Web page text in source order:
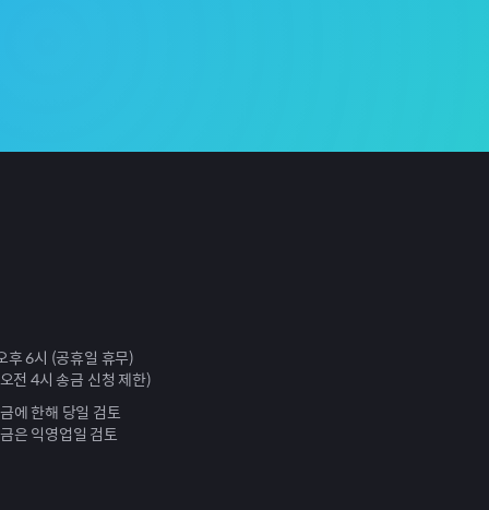
후 6시 (공휴일 휴무)
전 4시 송금 신청 제한)
에 한해 당일 검토
은 익영업일 검토